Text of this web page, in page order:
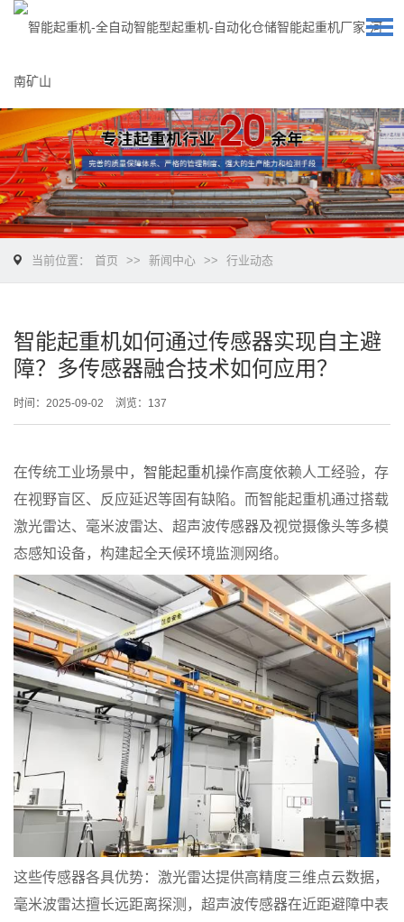
当前位置： 首页 >> 新闻中心 >> 行业动态
智能起重机如何通过传感器实现自主避
障？多传感器融合技术如何应用？
时间：2025-09-02 浏览：137
在传统工业场景中， 智能起重机操作高度依赖人工经验，存
在视野盲区、反应延迟等固有缺陷。而智能起重机通过搭载
激光雷达、毫米波雷达、超声波传感器及视觉摄像头等多模
态感知设备，构建起全天候环境监测网络。
这些传感器各具优势：激光雷达提供高精度三维点云数据，
毫米波雷达擅长远距离探测，超声波传感器在近距避障中表